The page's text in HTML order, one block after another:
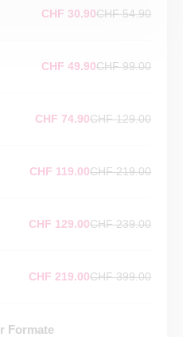
CHF 30.90CHF 54.90
CHF 49.90CHF 99.00
CHF 74.90CHF 129.00
CHF 119.00CHF 219.00
CHF 129.00CHF 239.00
CHF 219.00CHF 399.00
Formate